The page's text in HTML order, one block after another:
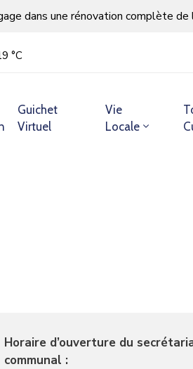
dans une rénovation complète de
°С
Guichet
Virtuel
Vie
Locale
Horaire d’ouverture du
communal :